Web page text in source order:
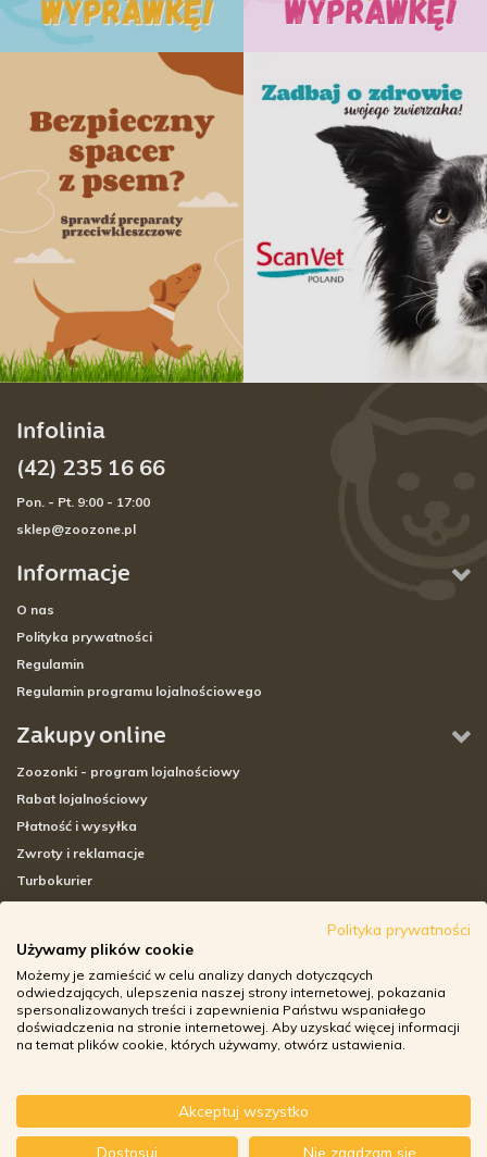
© ZOOZONE.PL 2018
Informacje
O nas
Polityka prywatności
Regulamin
Regulamin programu lojalnościowego
Zakupy online
Zoozonki - program lojalnościowy
Rabat lojalnościowy
Płatność i wysyłka
Zwroty i reklamacje
Turbokurier
Adresy sklepów stacjonarnych
Godziny otwarcia sklepów
Aplikacja zoozone.pl
Zwroty i reklamacje
Infolinia
(42) 235 16 66
Pon. - Pt. 9:00 - 17:00
sklep@zoozone.pl
Polityka prywatności
Używamy plików cookie
Możemy je zamieścić w celu analizy danych dotyczących
odwiedzających, ulepszenia naszej strony internetowej, pokazania
spersonalizowanych treści i zapewnienia Państwu wspaniałego
doświadczenia na stronie internetowej. Aby uzyskać więcej informacji
na temat plików cookie, których używamy, otwórz ustawienia.
Akceptuj wszystko
Dostosuj Nie zgadzam się